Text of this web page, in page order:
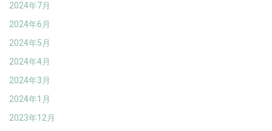
2024年7月
2024年6月
2024年5月
2024年4月
2024年3月
2024年1月
2023年12月